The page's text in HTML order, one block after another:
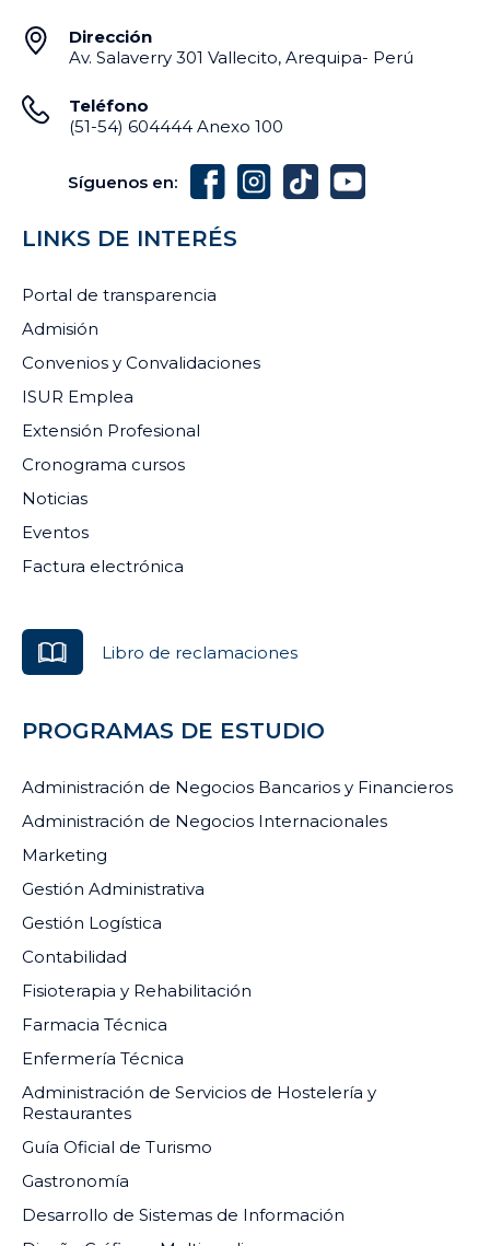
Dirección
Av. Salaverry 301 Vallecito, Arequipa- Perú
Teléfono
(51-54) 604444 Anexo 100
Síguenos en:
LINKS DE INTERÉS
Portal de transparencia
Admisión
Convenios y Convalidaciones
ISUR Emplea
Extensión Profesional
Cronograma cursos
Noticias
Eventos
Factura electrónica
Libro de reclamaciones
PROGRAMAS DE ESTUDIO
Administración de Negocios Bancarios y Financieros
Administración de Negocios Internacionales
Marketing
Gestión Administrativa
Gestión Logística
Contabilidad
Fisioterapia y Rehabilitación
Farmacia Técnica
Enfermería Técnica
Administración de Servicios de Hostelería y
Restaurantes
Guía Oficial de Turismo
Gastronomía
Desarrollo de Sistemas de Información